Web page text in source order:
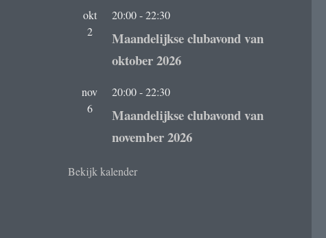
okt
2
20:00-22:30
Maandelijkse clubavond van
oktober 2026
nov
6
20:00-22:30
Maandelijkse clubavond van
november 2026
Bekijk kalender